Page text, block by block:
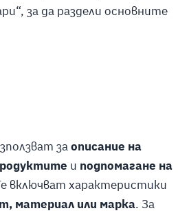
за да раздели основните
заописание на
и подпомагане на
включват характеристики
материал или марка. За